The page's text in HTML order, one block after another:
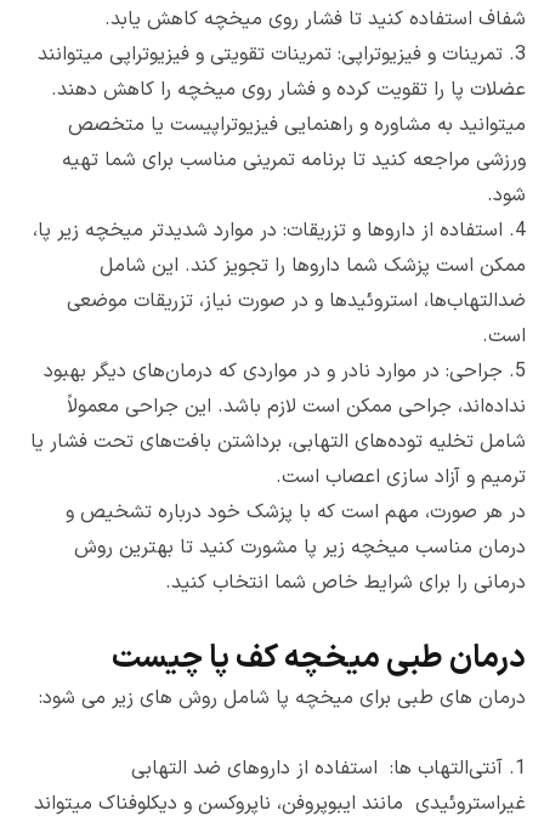
شفاف استفاده کنید تا فشار روی میخچه کاهش یابد.
3. تمرینات و فیزیوتراپی: تمرینات تقویتی و فیزیوتراپی میتوانند
عضلات پا را تقویت کرده و فشار روی میخچه را کاهش دهند.
میتوانید به مشاوره و راهنمایی فیزیوتراپیست یا متخصص
ورزشی مراجعه کنید تا برنامه تمرینی مناسب برای شما تهیه
شود.
4. استفاده از داروها و تزریقات: در موارد شدیدتر میخچه زیر پا،
ممکن است پزشک شما داروها را تجویز کند. این شامل
ضدالتهاب‌ها، استروئیدها و در صورت نیاز، تزریقات موضعی
است.
5. جراحی: در موارد نادر و در مواردی که درمان‌های دیگر بهبود
نداده‌اند، جراحی ممکن است لازم باشد. این جراحی معمولاً
شامل تخلیه توده‌های التهابی، برداشتن بافت‌های تحت فشار یا
ترمیم و آزاد سازی اعصاب است.
در هر صورت، مهم است که با پزشک خود درباره تشخیص و
درمان مناسب میخچه زیر پا مشورت کنید تا بهترین روش
درمانی را برای شرایط خاص شما انتخاب کنید.
درمان طبی میخچه کف پا چیست
درمان های طبی برای میخچه پا شامل روش های زیر می شود:
1. آنتی‌التهاب ها: استفاده از داروهای ضد التهابی
غیراستروئیدی مانند ایبوپروفن، ناپروکسن و دیکلوفناک میتواند